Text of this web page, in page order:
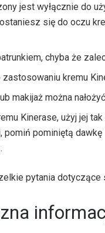
jest wyłącznie do
się do oczu
chyba że
kremu
makijaż można
Kinerase, użyj jej
pomiń pominiętą
pytania dotyczące